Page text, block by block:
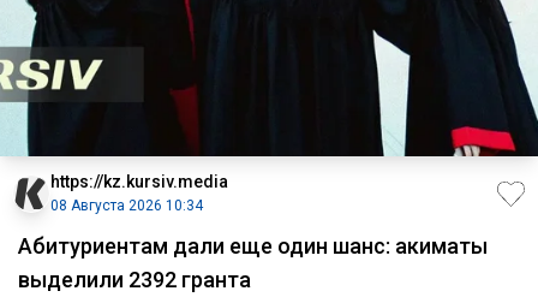
https://kz.kursiv.media
08 Августа 2026 10:34
Абитуриентам дали еще один шанс: акиматы
выделили 2392 гранта